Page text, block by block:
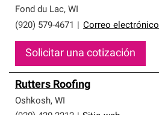
Fond du Lac, WI
(920) 579-4671
Correo electrónico
Solicitar una cotización
Rutters Roofing
Oshkosh, WI